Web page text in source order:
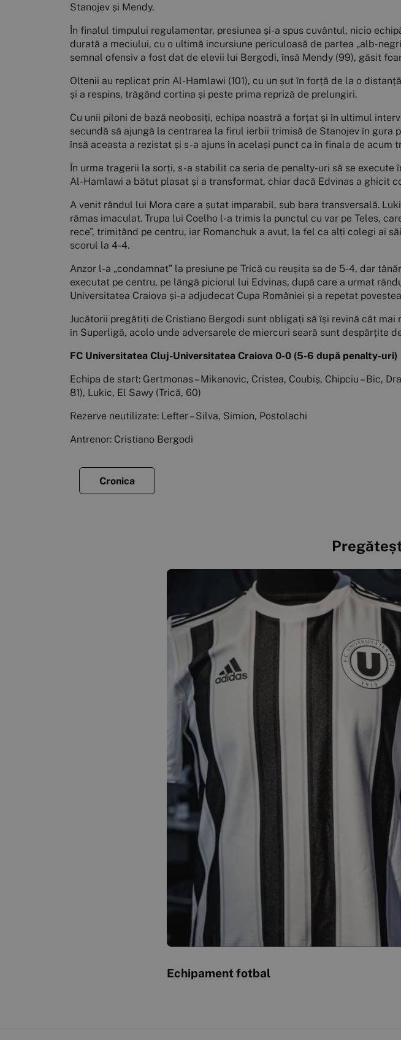
Stanojev și Mendy.
În finalul timpului regulamentar, presiunea și-a spus cuvântul, nicio
durată a meciului, cu o ultimă incursiune periculoasă de partea „alb-
semnal ofensiv a fost dat de elevii lui Bergodi, însă Mendy (99), găsit
Oltenii au replicat prin Al-Hamlawi (101), cu un șut în forță de la o
și a respins, trăgând cortina și peste prima repriză de prelungiri.
Cu unii piloni de bază neobosiți, echipa noastră a forțat și în ultimul
secundă să ajungă la centrarea la firul ierbii trimisă de Stanojev în gura
însă aceasta a rezistat și s-a ajuns în același punct ca în finala de acum
În urma tragerii la sorți, s-a stabilit ca seria de penalty-uri să se
Al-Hamlawi a bătut plasat și a transformat, chiar dacă Edvinas a ghicit
A venit rândul lui Mora care a șutat imparabil, sub bara transversală.
rămas imaculat. Trupa lui Coelho l-a trimis la punctul cu var pe Teles,
rece”, trimițând pe centru, iar Romanchuk a avut, la fel ca alți colegi ai
scorul la 4-4.
Anzor l-a „condamnat” la presiune pe Trică cu reușita sa de 5-4, dar
executat pe centru, pe lângă piciorul lui Edvinas, după care a urmat
Universitatea Craiova și-a adjudecat Cupa României și a repetat
Jucătorii pregătiți de Cristiano Bergodi sunt obligați să își revină cât mai
în Superligă, acolo unde adversarele de miercuri seară sunt despărțite
FC Universitatea Cluj-Universitatea Craiova 0-0 (5-6 după penalty-uri)
Echipa de start: Gertmonas – Mikanovic, Cristea, Coubiș, Chipciu – Bic,
81), Lukic, El Sawy (Trică, 60)
Rezerve neutilizate: Lefter – Silva, Simion, Postolachi
Antrenor: Cristiano Bergodi
Cronica
Echipament fotbal